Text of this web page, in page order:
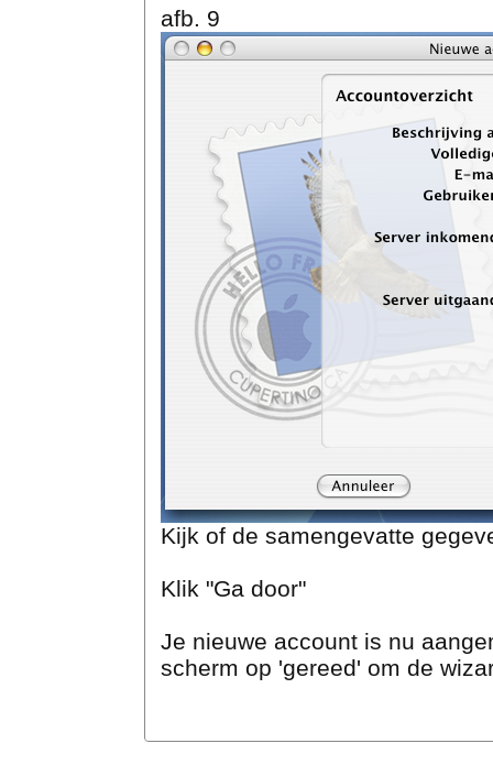
afb. 9
Kijk of de samengevatte
Klik "Ga door"
Je nieuwe account is nu
scherm op 'gereed' om de